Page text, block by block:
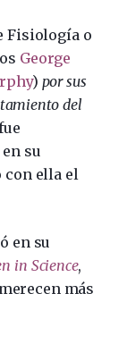
Fisiología o
George
) por sus
del
su
con ella el
en su
in Science,
más